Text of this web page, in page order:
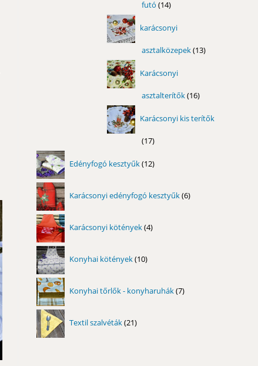
futó 1414
karácsonyi
asztalközepek 1313
Karácsonyi
asztalterítők 1616
Karácsonyi kis terítők
1717
Edényfogó kesztyűk 12
termék
Karácsonyi edényfogó kesztyűk 6
termék
Karácsonyi kötények 4
termék
Konyhai kötények 10
termék
Konyhai tőrlők - konyharuhák 7
termék
Textil szalvéták 21
termék